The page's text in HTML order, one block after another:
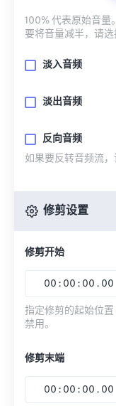
100% 代表原始音量
要将音量减半，请
淡入音频
淡出音频
反向音频
如果要反转音频流，
修剪设置
修剪开始
00 : 00 : 00 . 00
指定修剪的起始位置
禁用。
修剪末端
00 : 00 : 00 . 00